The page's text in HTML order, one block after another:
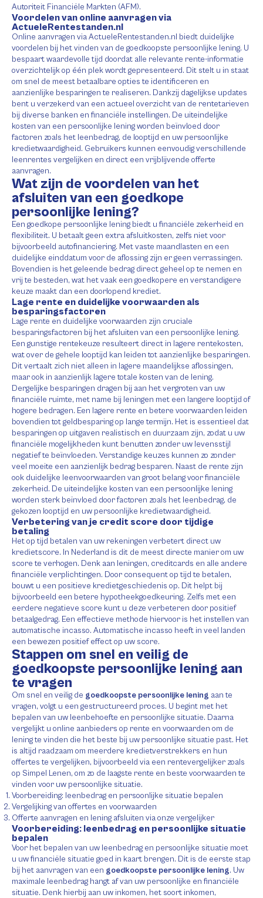
Autoriteit Financiële Markten (AFM).
Voordelen van online aanvragen via
ActueleRentestanden.nl
Online aanvragen via ActueleRentestanden.nl biedt duidelijke
voordelen bij het vinden van de goedkoopste persoonlijke lening. U
bespaart waardevolle tijd doordat alle relevante rente-informatie
overzichtelijk op één plek wordt gepresenteerd. Dit stelt u in staat
om snel de meest betaalbare opties te identificeren en
aanzienlijke besparingen te realiseren. Dankzij dagelijkse updates
bent u verzekerd van een actueel overzicht van de rentetarieven
bij diverse banken en financiële instellingen. De uiteindelijke
kosten van een persoonlijke lening worden beïnvloed door
factoren zoals het leenbedrag, de looptijd en uw persoonlijke
kredietwaardigheid. Gebruikers kunnen eenvoudig verschillende
leenrentes vergelijken en direct een vrijblijvende offerte
aanvragen.
Wat zijn de voordelen van het
afsluiten van een goedkope
persoonlijke lening?
Een goedkope persoonlijke lening biedt u financiële zekerheid en
flexibiliteit. U betaalt geen extra afsluitkosten, zelfs niet voor
bijvoorbeeld autofinanciering. Met vaste maandlasten en een
duidelijke einddatum voor de aflossing zijn er geen verrassingen.
Bovendien is het geleende bedrag direct geheel op te nemen en
vrij te besteden, wat het vaak een goedkopere en verstandigere
keuze maakt dan een doorlopend krediet.
Lage rente en duidelijke voorwaarden als
besparingsfactoren
Lage rente en duidelijke voorwaarden zijn cruciale
besparingsfactoren bij het afsluiten van een persoonlijke lening.
Een gunstige rentekeuze resulteert direct in lagere rentekosten,
wat over de gehele looptijd kan leiden tot aanzienlijke besparingen.
Dit vertaalt zich niet alleen in lagere maandelijkse aflossingen,
maar ook in aanzienlijk lagere totale kosten van de lening.
Dergelijke besparingen dragen bij aan het vergroten van uw
financiële ruimte, met name bij leningen met een langere looptijd of
hogere bedragen. Een lagere rente en betere voorwaarden leiden
bovendien tot geldbesparing op lange termijn. Het is essentieel dat
besparingen op uitgaven realistisch en duurzaam zijn, zodat u uw
financiële mogelijkheden kunt benutten zonder uw levensstijl
negatief te beïnvloeden. Verstandige keuzes kunnen zo zonder
veel moeite een aanzienlijk bedrag besparen. Naast de rente zijn
ook duidelijke leenvoorwaarden van groot belang voor financiële
zekerheid. De uiteindelijke kosten van een persoonlijke lening
worden sterk beïnvloed door factoren zoals het leenbedrag, de
gekozen looptijd en uw persoonlijke kredietwaardigheid.
Verbetering van je credit score door tijdige
betaling
Het op tijd betalen van uw rekeningen verbetert direct uw
kredietscore. In Nederland is dit de meest directe manier om uw
score te verhogen. Denk aan leningen, creditcards en alle andere
financiële verplichtingen. Door consequent op tijd te betalen,
bouwt u een positieve kredietgeschiedenis op. Dit helpt bij
bijvoorbeeld een betere hypotheekgoedkeuring. Zelfs met een
eerdere negatieve score kunt u deze verbeteren door positief
betaalgedrag. Een effectieve methode hiervoor is het instellen van
automatische incasso. Automatische incasso heeft in veel landen
een bewezen positief effect op uw score.
Stappen om snel en veilig de
goedkoopste persoonlijke lening aan
te vragen
Om snel en veilig de goedkoopste persoonlijke lening aan te
vragen, volgt u een gestructureerd proces. U begint met het
bepalen van uw leenbehoefte en persoonlijke situatie. Daarna
vergelijkt u online aanbieders op rente en voorwaarden om de
lening te vinden die het beste bij uw persoonlijke situatie past. Het
is altijd raadzaam om meerdere kredietverstrekkers en hun
offertes te vergelijken, bijvoorbeeld via een rentevergelijker zoals
op Simpel Lenen, om zo de laagste rente en beste voorwaarden te
vinden voor uw persoonlijke situatie.
Voorbereiding: leenbedrag en persoonlijke situatie bepalen
Vergelijking van offertes en voorwaarden
Offerte aanvragen en lening afsluiten via onze vergelijker
Voorbereiding: leenbedrag en persoonlijke situatie
bepalen
Voor het bepalen van uw leenbedrag en persoonlijke situatie moet
u uw financiële situatie goed in kaart brengen. Dit is de eerste stap
bij het aanvragen van een goedkoopste persoonlijke lening. Uw
maximale leenbedrag hangt af van uw persoonlijke en financiële
situatie. Denk hierbij aan uw inkomen, het soort inkomen,